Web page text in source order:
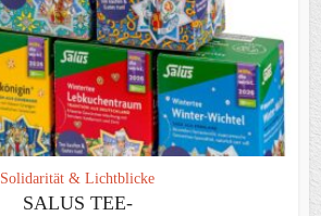
Solidarität & Lichtblicke
SALUS TEE-